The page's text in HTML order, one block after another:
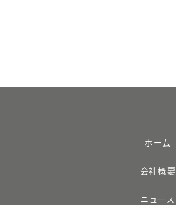
ホーム
会社概要
ニュース